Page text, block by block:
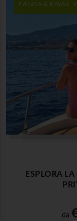
CANOA & KAYAK,
ESPLORA
da